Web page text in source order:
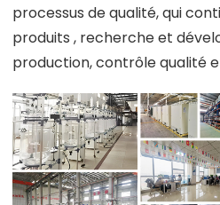
processus de qualité, qui
produits , recherche et
production, contrôle qualité